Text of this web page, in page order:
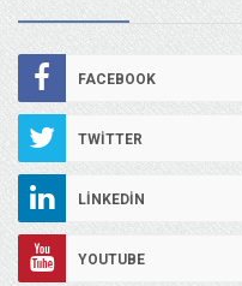
FACEBOOK
TWITTER
LINKEDIN
YOUTUBE